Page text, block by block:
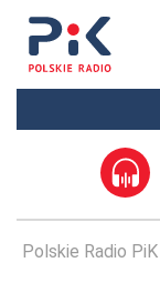
Polskie Radio PiK